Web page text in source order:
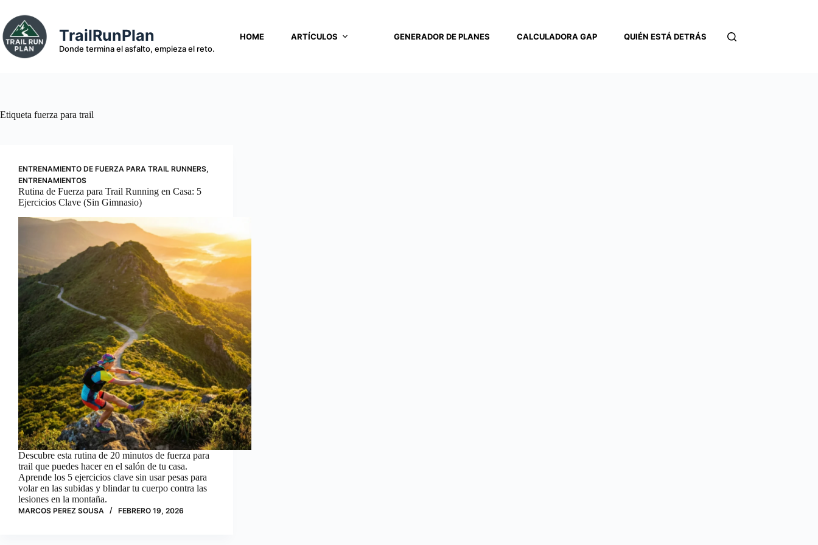
contenido
TrailRunPlan
Donde termina el asfalto, empieza el reto.
HOME ARTÍCULOS GENERADOR DE PLANES CALCULADORA GAP QUIÉN ESTÁ DETRÁS CONTACTO
Etiqueta fuerza para trail
ENTRENAMIENTO DE FUERZA PARA TRAIL RUNNERS,
ENTRENAMIENTOS
Rutina de Fuerza para Trail Running en Casa: 5
Ejercicios Clave (Sin Gimnasio)
Descubre esta rutina de 20 minutos de fuerza para
trail que puedes hacer en el salón de tu casa.
Aprende los 5 ejercicios clave sin usar pesas para
volar en las subidas y blindar tu cuerpo contra las
lesiones en la montaña.
MARCOS PEREZ SOUSA FEBRERO 19, 2026